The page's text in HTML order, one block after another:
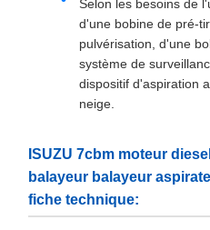
Selon les besoins de
d'une bobine de pré-
pulvérisation, d'une
système de
dispositif d'aspiration
neige.
ISUZU 7cbm moteur
balayeur balayeur
fiche technique: